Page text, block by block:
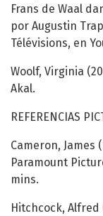
Frans de Waal
por Augustin
Télévisions, en
Woolf, Virginia
Akal.
REFERENCIAS
Cameron, James
Paramount
mins.
Hitchcock, Alfred